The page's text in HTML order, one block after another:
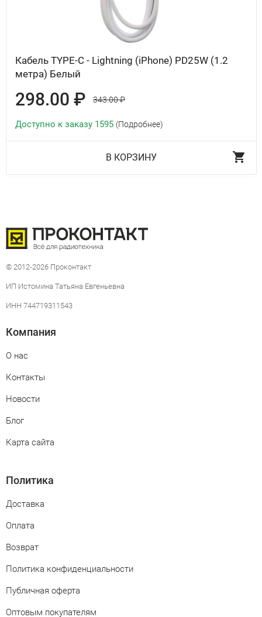
Кабель TYPE-C - Lightning (iPhone) PD25W (1.2
метра) Белый
298.00 ₽ 343.00 ₽
Доступно к заказу 1595 (Подробнее)
В КОРЗИНУ
© 2012-2026 Проконтакт
ИП Истомина Татьяна Евгеньевна
ИНН 744719311543
Компания
О нас
Контакты
Новости
Блог
Карта сайта
Политика
Доставка
Оплата
Возврат
Политика конфиденциальности
Публичная оферта
Оптовым покупателям